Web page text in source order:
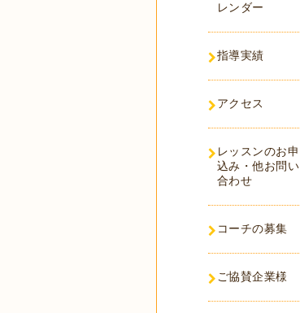
レンダー
指導実績
アクセス
レッスンのお申
込み・他お問い
合わせ
コーチの募集
ご協賛企業様